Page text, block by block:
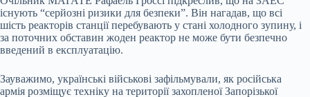
існують “серйозні ризики для безпеки”. Він нагадав, що всі
шість реакторів станції перебувають у стані холодного зупину, і
за поточних обставин жоден реактор не може бути безпечно
введений в експлуатацію.
Зауважимо, українські військові зафільмували, як російська
армія розміщує техніку на території захопленої Запорізької